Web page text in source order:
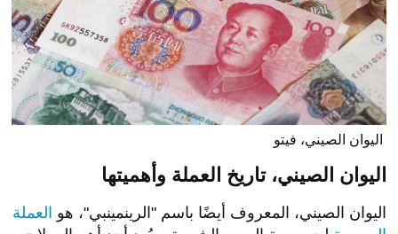
اليوان الصيني، تاريخ العملة وأهميتها
اليوان الصيني، المعروف أيضًا باسم "الرينمينبي"، هو العملة